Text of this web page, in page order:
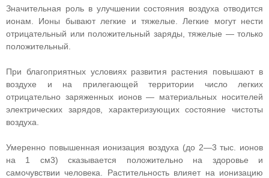
Значительная роль в улучшении состояния воздуха отводится
ионам. Ионы бывают легкие и тяжелые. Легкие могут нести
отрицательный или положительный заряды, тяжелые — только
положительный.
При благоприятных условиях развития растения повышают в
воздухе и на прилегающей территории число легких
отрицательно заряженных ионов — материальных носителей
электрических зарядов, характеризующих состояние чистоты
воздуха.
Умеренно повышенная ионизация воздуха (до 2—3 тыс. ионов
на 1 см3) сказывается положительно на здоровье и
самочувствии человека. Растительность влияет на ионизацию